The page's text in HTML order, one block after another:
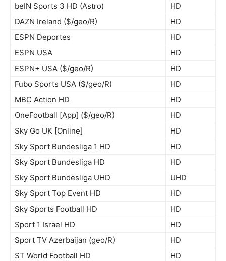
beIN Sports 3 HD (Astro)
HD
DAZN Ireland ($/geo/R)
HD
ESPN Deportes
HD
ESPN USA
HD
ESPN+ USA ($/geo/R)
HD
Fubo Sports USA ($/geo/R)
HD
MBC Action HD
HD
OneFootball [App] ($/geo/R)
HD
Sky Go UK [Online]
HD
Sky Sport Bundesliga 1 HD
HD
Sky Sport Bundesliga HD
HD
Sky Sport Bundesliga UHD
UHD
Sky Sport Top Event HD
HD
Sky Sports Football HD
HD
Sport 1 Israel HD
HD
Sport TV Azerbaijan (geo/R)
HD
ST World Football HD
HD